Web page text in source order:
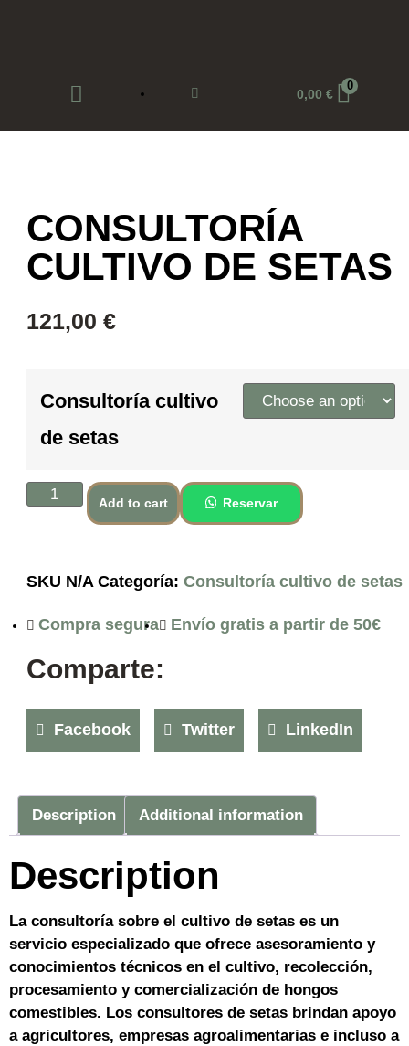
0,00€
0
CONSULTORÍA
CULTIVO DE SETAS
121,00 €
Consultoría cultivo
de setas
Add to cart Reservar
SKU N/A Categoría: Consultoría cultivo de setas
Compra segura Envío gratis a partir de 50€
Comparte:
Facebook Twitter LinkedIn
Description Additional information
Description
La consultoría sobre el cultivo de setas es un
servicio especializado que ofrece asesoramiento y
conocimientos técnicos en el cultivo, recolección,
procesamiento y comercialización de hongos
comestibles. Los consultores de setas brindan apoyo
a agricultores, empresas agroalimentarias e incluso a